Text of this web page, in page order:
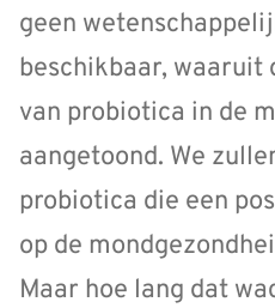
geen
beschikbaar, waaruit
van probiotica in de
aangetoond. We
probiotica die een
op de
Maar hoe lang dat